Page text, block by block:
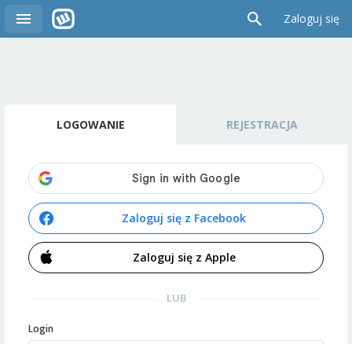
Zaloguj się
LOGOWANIE REJESTRACJA
Zaloguj się z Facebook
Zaloguj się z Apple
LUB
Login